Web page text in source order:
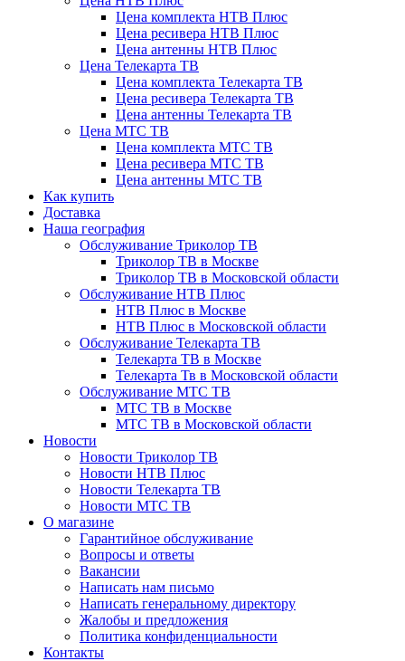
Цена комплекта НТВ Плюс
Цена ресивера НТВ Плюс
Цена антенны НТВ Плюс
Цена Телекарта ТВ
Цена комплекта Телекарта ТВ
Цена ресивера Телекарта ТВ
Цена антенны Телекарта ТВ
Цена МТС ТВ
Цена комплекта МТС ТВ
Цена ресивера МТС ТВ
Цена антенны МТС ТВ
Как купить
Доставка
Наша география
Обслуживание Триколор ТВ
Триколор ТВ в Москве
Триколор ТВ в Московской области
Обслуживание НТВ Плюс
НТВ Плюс в Москве
НТВ Плюс в Московской области
Обслуживание Телекарта ТВ
Телекарта ТВ в Москве
Телекарта Тв в Московской области
Обслуживание МТС ТВ
МТС ТВ в Москве
МТС ТВ в Московской области
Новости
Новости Триколор ТВ
Новости НТВ Плюс
Новости Телекарта ТВ
Новости МТС ТВ
О магазине
Гарантийное обслуживание
Вопросы и ответы
Вакансии
Написать нам письмо
Написать генеральному директору
Жалобы и предложения
Политика конфиденциальности
Контакты